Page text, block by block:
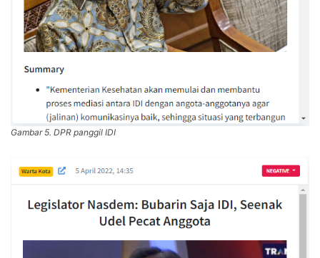
Gambar 5. DPR panggil IDI